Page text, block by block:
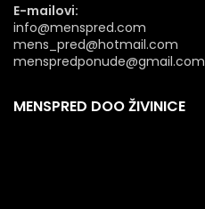
E-mailovi:
info@menspred.com
mens_pred@hotmail.com
menspredponude@gmail.com
MENSPRED DOO ŽIVINICE